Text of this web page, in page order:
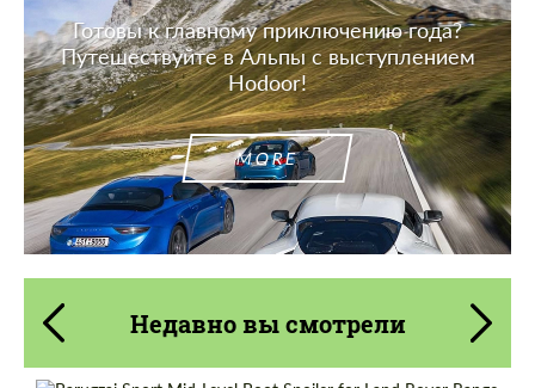
Готовы к главному приключению года?
Путешествуйте в Альпы с выступлением
Hodoor!
MORE
Недавно вы смотрели